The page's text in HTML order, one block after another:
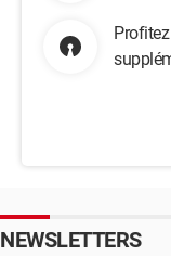
NEWSLETTERS